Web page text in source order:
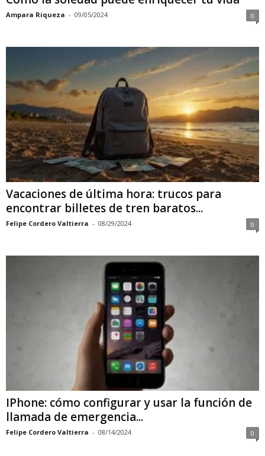
Ampara Riqueza - 09/05/2024 0
Vacaciones de última hora: trucos para
encontrar billetes de tren baratos...
Felipe Cordero Valtierra - 08/29/2024 0
IPhone: cómo configurar y usar la función de
llamada de emergencia...
Felipe Cordero Valtierra - 08/14/2024 0